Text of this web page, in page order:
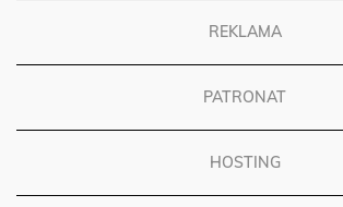
REKLAMA
PATRONAT
HOSTING